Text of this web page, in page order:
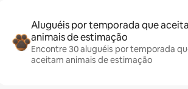
Aluguéis por temporada que
animais de estimação
Encontre 30 aluguéis por temporada
aceitam animais de estimação